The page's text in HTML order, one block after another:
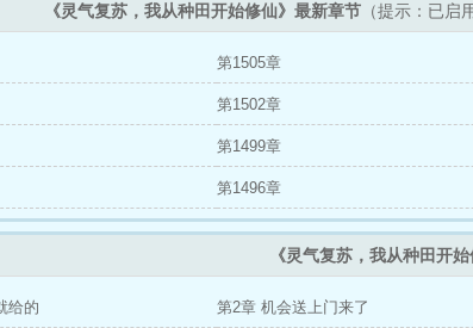
《灵气复苏，我从种田开始修仙》最新章节 （提示：已启
第1505章
第1502章
第1499章
第1496章
《灵气复苏，我从种田开
给的 第2章 机会送上门来了